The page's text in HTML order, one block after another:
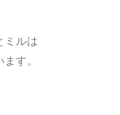
ミルは
す。